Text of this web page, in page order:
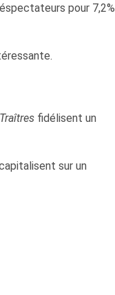
pour 7,2%
fidélisent un
sur un